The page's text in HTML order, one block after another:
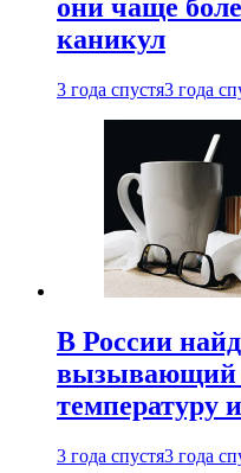
они чаще
каникул
3 года спустя3 года
В России
вызывающий
температуру
3 года спустя3 года